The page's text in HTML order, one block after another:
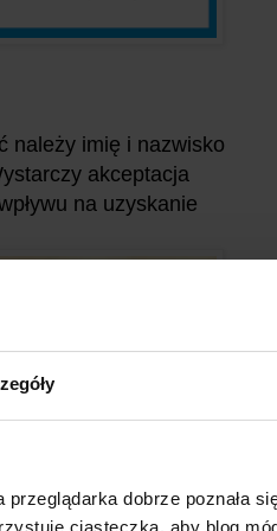
dobrze poznała
ciasteczka, aby blog
należy imię i nazwisko
akceptacja
na uzyskanie